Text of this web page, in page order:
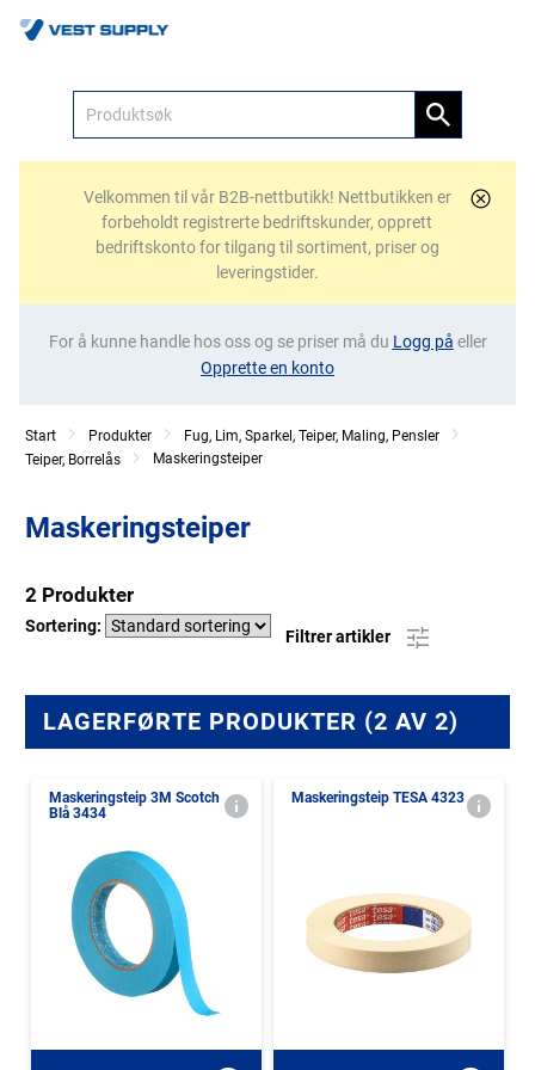
Velkommen til vår B2B-nettbutikk! Nettbutikken er
forbeholdt registrerte bedriftskunder, opprett
bedriftskonto for tilgang til sortiment, priser og
leveringstider.
For å kunne handle hos oss og se priser må du Logg på eller
Opprette en konto
Start Produkter
Fug, Lim, Sparkel, Teiper, Maling, Pensler
Teiper, Borrelås
Maskeringsteiper
Maskeringsteiper
2 Produkter
Sortering:
Filtrer artikler
LAGERFØRTE PRODUKTER (2 AV 2)
Maskeringsteip 3M Scotch
Blå 3434
Maskeringsteip TESA 4323